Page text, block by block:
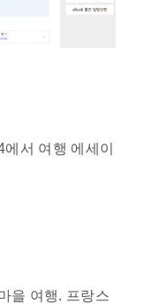
에서 여행 에세이
을 여행. 프랑스